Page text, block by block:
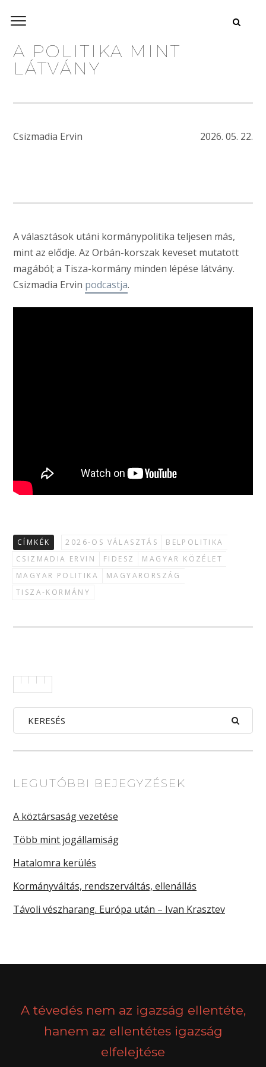
A POLITIKA MINT
LÁTVÁNY
Csizmadia Ervin 2026. 05. 22.
A választások utáni kormánypolitika teljesen más,
mint az elődje. Az Orbán-korszak keveset mutatott
magából; a Tisza-kormány minden lépése látvány.
Csizmadia Ervin podcastja.
CÍMKÉK 2026-OS VÁLASZTÁS
BELPOLITIKA
CSIZMADIA ERVIN
FIDESZ
MAGYAR KÖZÉLET
MAGYAR POLITIKA
MAGYARORSZÁG
TISZA-KORMÁNY
LEGUTÓBBI BEJEGYZÉSEK
A köztársaság vezetése
Több mint jogállamiság
Hatalomra kerülés
Kormányváltás, rendszerváltás, ellenállás
Távoli vészharang. Európa után – Ivan Krasztev
A tévedés nem az igazság ellentéte,
hanem az ellentétes igazság
elfelejtése